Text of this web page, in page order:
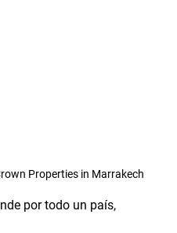
Properties in Marrakech
por todo un país,